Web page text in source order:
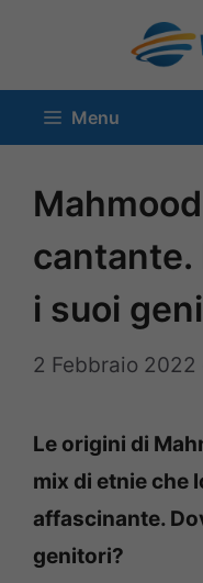
contenuto
Menu
cantante.
i suoi
2 Febbraio 2022
Le origini di
mix di etnie che
affascinante.
genitori?